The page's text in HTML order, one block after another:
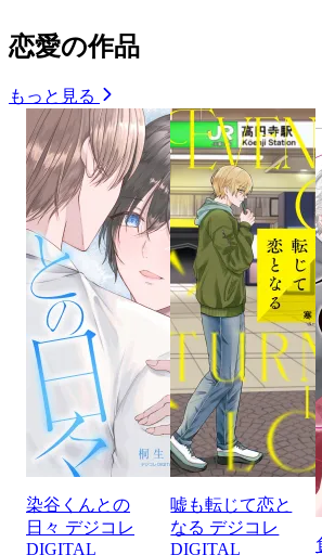
恋愛の作品
もっと見る
染谷くんとの
日々 デジコレ
DIGITAL
嘘も転じて恋と
なる デジコレ
DIGITAL